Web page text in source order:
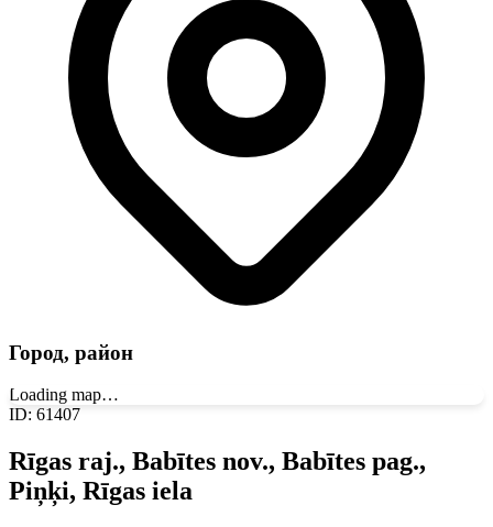
Город, район
Loading map…
ID: 61407
Rīgas raj., Babītes nov., Babītes pag.,
Piņķi, Rīgas iela